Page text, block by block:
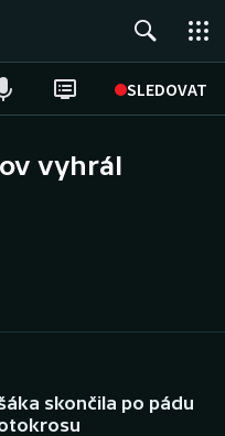
SLEDOVAT
vyhrál
skončila po pádu